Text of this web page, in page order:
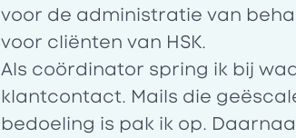
voor de administratie van
voor cliënten van HSK.
Als coördinator spring ik bij
klantcontact. Mails die
bedoeling is pak ik op.